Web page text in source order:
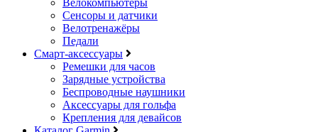
Сенсоры и датчики
Велотренажёры
Педали
Смарт-аксессуары
Ремешки для часов
Зарядные устройства
Беспроводные наушники
Аксессуары для гольфа
Крепления для девайсов